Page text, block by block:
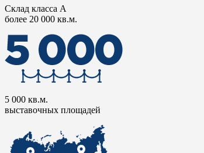
Склад класса А
более 20 000 кв.м.
5 000 кв.м.
выставочных площадей